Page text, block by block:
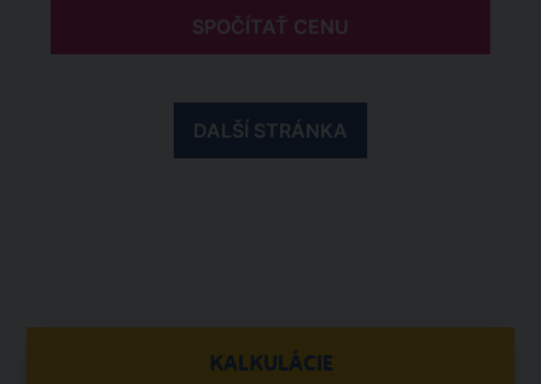
SPOČÍTAŤ CENU
DALŠÍ STRÁNKA
KALKULÁCIE